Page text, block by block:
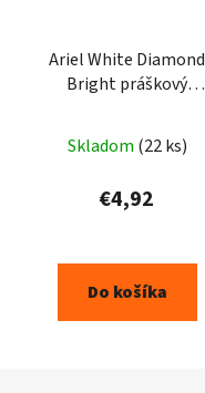
Ariel White Diamond
Bright práškový
500g
Skladom (22 ks)
€4,92
Do košíka